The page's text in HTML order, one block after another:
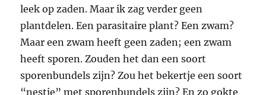
leek op zaden. Maar ik zag verder geen
plantdelen. Een parasitaire plant? Een zwam?
Maar een zwam heeft geen zaden; een zwam
heeft sporen. Zouden het dan een soort
sporenbundels zijn? Zou het bekertje een soort
“nestje” met sporenbundels zijn? En zo gokte